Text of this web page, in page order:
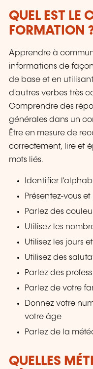
QUEL EST LE
FORMATION
Apprendre à
informations de
de base et en
d'autres verbes très
Comprendre des
générales dans un
Être en mesure de
correctement, lire et
mots liés.
Identifier
Présentez-vous
Parlez des
Utilisez les
Utilisez les jours
Utilisez des
Parlez des
Parlez de votre
Donnez votre
votre âge
Parlez de la
QUELLES